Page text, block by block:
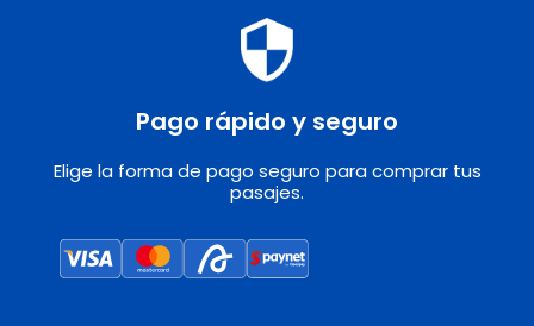
Pago rápido y seguro
Elige la forma de pago seguro para comprar tus
pasajes.